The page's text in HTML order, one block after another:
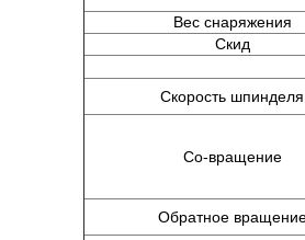
Вес снаряжения
Скид
Скорость шпинделя
Со-вращение
Обратное